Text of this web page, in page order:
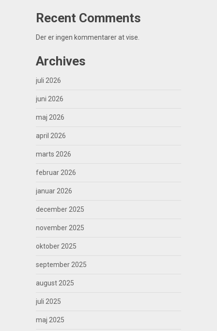
Recent Comments
Der er ingen kommentarer at vise.
Archives
juli 2026
juni 2026
maj 2026
april 2026
marts 2026
februar 2026
januar 2026
december 2025
november 2025
oktober 2025
september 2025
august 2025
juli 2025
maj 2025